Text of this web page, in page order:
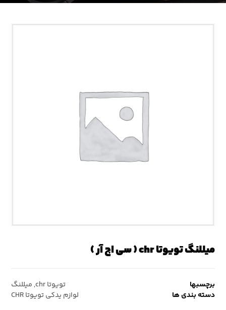
میللنگ تویوتا chr ( سی اچ آر )
برچسبها تویوتا chr , میللنگ
دسته بندی ها
لوازم یدکی تویوتا CHR